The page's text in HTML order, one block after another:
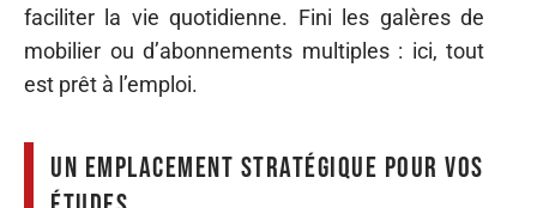
faciliter la vie quotidienne. Fini les galères de
mobilier ou d’abonnements multiples : ici, tout
est prêt à l’emploi.
Un emplacement stratégique pour vos